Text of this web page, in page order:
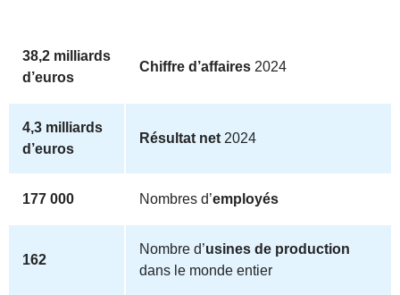
38,2 milliards
d’euros
Chiffre d’affaires 2024
4,3 milliards
d’euros
Résultat net 2024
177 000 Nombres d’employés
162
Nombre d’usines de production
dans le monde entier